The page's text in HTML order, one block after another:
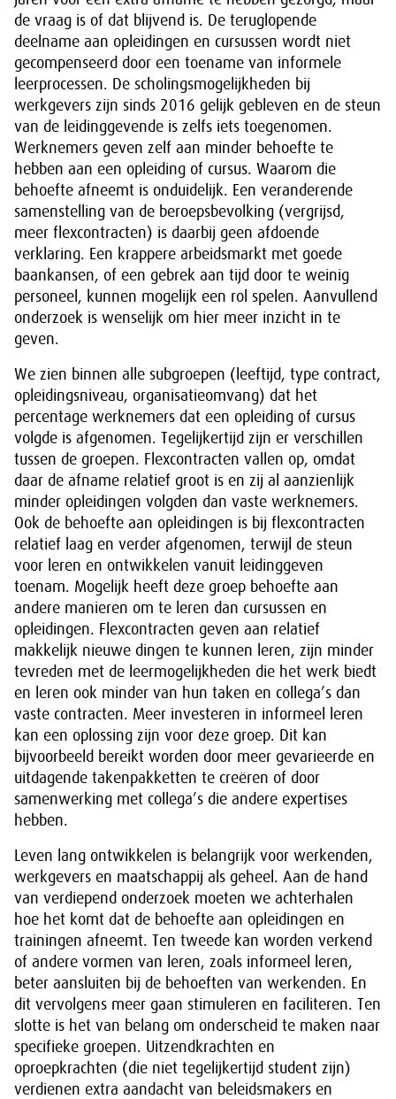
de vraag is of dat blijvend is. De teruglopende
deelname aan opleidingen en cursussen wordt niet
gecompenseerd door een toename van informele
leerprocessen. De scholingsmogelijkheden bij
werkgevers zijn sinds 2016 gelijk gebleven en de steun
van de leidinggevende is zelfs iets toegenomen.
Werknemers geven zelf aan minder behoefte te
hebben aan een opleiding of cursus. Waarom die
behoefte afneemt is onduidelijk. Een veranderende
samenstelling van de beroepsbevolking (vergrijsd,
meer flexcontracten) is daarbij geen afdoende
verklaring. Een krappere arbeidsmarkt met goede
baankansen, of een gebrek aan tijd door te weinig
personeel, kunnen mogelijk een rol spelen. Aanvullend
onderzoek is wenselijk om hier meer inzicht in te
geven.
We zien binnen alle subgroepen (leeftijd, type contract,
opleidingsniveau, organisatieomvang) dat het
percentage werknemers dat een opleiding of cursus
volgde is afgenomen. Tegelijkertijd zijn er verschillen
tussen de groepen. Flexcontracten vallen op, omdat
daar de afname relatief groot is en zij al aanzienlijk
minder opleidingen volgden dan vaste werknemers.
Ook de behoefte aan opleidingen is bij flexcontracten
relatief laag en verder afgenomen, terwijl de steun
voor leren en ontwikkelen vanuit leidinggeven
toenam. Mogelijk heeft deze groep behoefte aan
andere manieren om te leren dan cursussen en
opleidingen. Flexcontracten geven aan relatief
makkelijk nieuwe dingen te kunnen leren, zijn minder
tevreden met de leermogelijkheden die het werk biedt
en leren ook minder van hun taken en collega’s dan
vaste contracten. Meer investeren in informeel leren
kan een oplossing zijn voor deze groep. Dit kan
bijvoorbeeld bereikt worden door meer gevarieerde en
uitdagende takenpakketten te creëren of door
samenwerking met collega’s die andere expertises
hebben.
Leven lang ontwikkelen is belangrijk voor werkenden,
werkgevers en maatschappij als geheel. Aan de hand
van verdiepend onderzoek moeten we achterhalen
hoe het komt dat de behoefte aan opleidingen en
trainingen afneemt. Ten tweede kan worden verkend
of andere vormen van leren, zoals informeel leren,
beter aansluiten bij de behoeften van werkenden. En
dit vervolgens meer gaan stimuleren en faciliteren. Ten
slotte is het van belang om onderscheid te maken naar
specifieke groepen. Uitzendkrachten en
oproepkrachten (die niet tegelijkertijd student zijn)
verdienen extra aandacht van beleidsmakers en